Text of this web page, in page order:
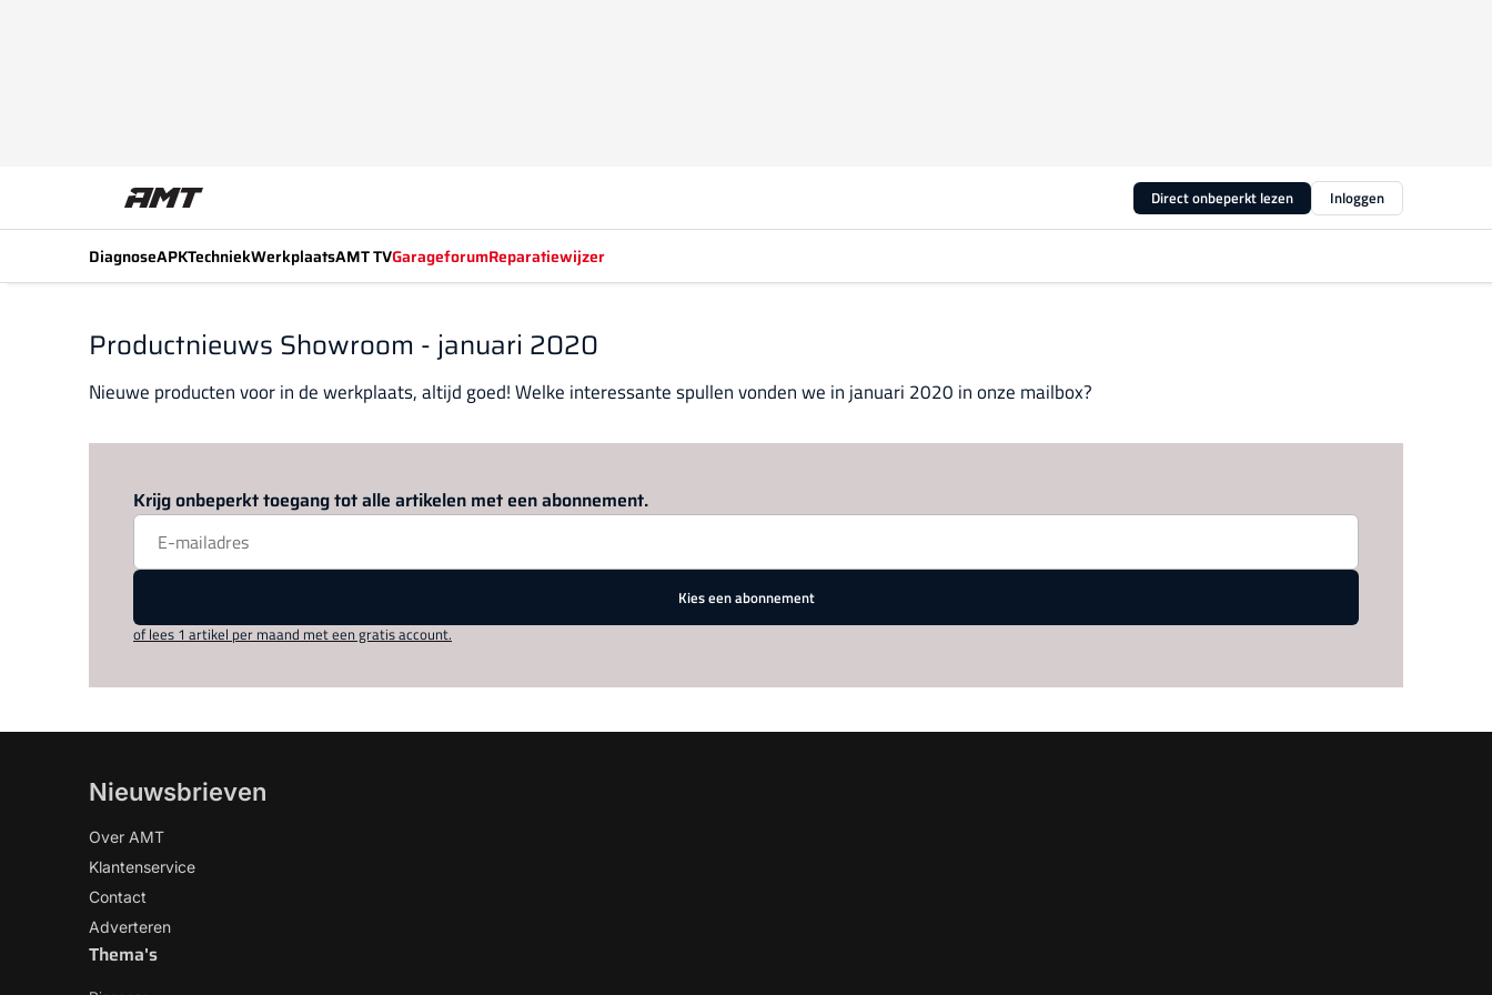
Direct onbeperkt lezen Inloggen
DiagnoseAPKTechniekWerkplaatsAMT TVGarageforumReparatiewijzer
Productnieuws Showroom - januari 2020
Nieuwe producten voor in de werkplaats, altijd goed! Welke interessante spullen vonden we in januari 2020 in onze mailbox?
Krijg onbeperkt toegang tot alle artikelen met een abonnement.
Kies een abonnement
of lees 1 artikel per maand met een gratis account.
Nieuwsbrieven
Over AMT
Klantenservice
Contact
Adverteren
Thema's